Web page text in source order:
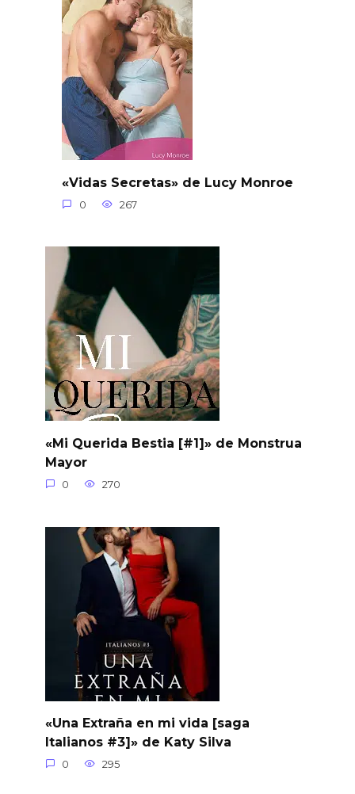
«Vidas Secretas» de Lucy Monroe
0 267
«Mi Querida Bestia [#1]» de Monstrua
Mayor
0 270
«Una Extraña en mi vida [saga
Italianos #3]» de Katy Silva
0 295